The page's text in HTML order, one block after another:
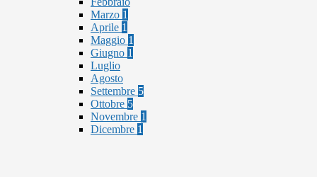
Marzo 1
Aprile 1
Maggio 1
Giugno 1
Luglio
Agosto
Settembre 5
Ottobre 5
Novembre 1
Dicembre 1